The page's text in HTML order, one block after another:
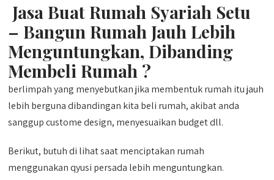
Jasa Buat Rumah Syariah Setu
– Bangun Rumah Jauh Lebih
Menguntungkan, Dibanding
Membeli Rumah ?
berlimpah yang menyebutkan jika membentuk rumah itu jauh
lebih berguna dibandingan kita beli rumah, akibat anda
sanggup custome design, menyesuaikan budget dll.
Berikut, butuh di lihat saat menciptakan rumah
menggunakan qyusi persada lebih menguntungkan.